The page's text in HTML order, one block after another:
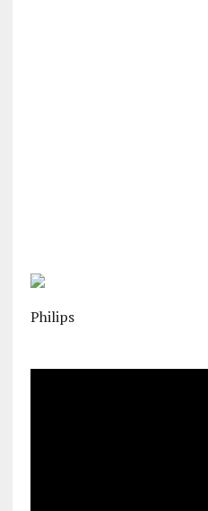
Philips